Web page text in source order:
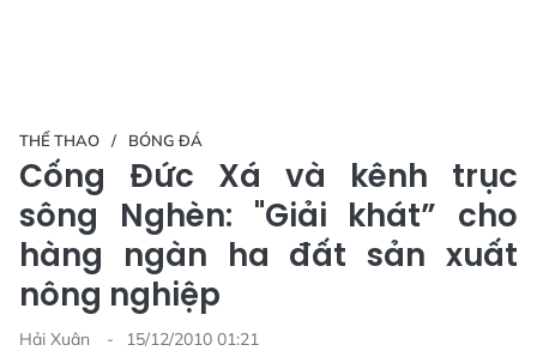
THỂ THAO BÓNG ĐÁ
Cống Đức Xá và kênh trục
sông Nghèn: "Giải khát” cho
hàng ngàn ha đất sản xuất
nông nghiệp
Hải Xuân
15/12/2010 01:21